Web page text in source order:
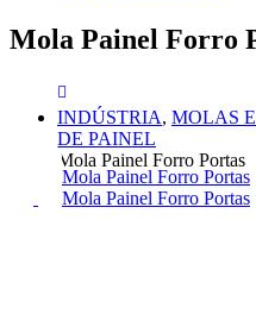
Mola Painel Forro
INDÚSTRIA, MOLAS
DE PAINEL
Mola Painel Forro Portas
Mola Painel Forro Portas
Mola Painel Forro Portas